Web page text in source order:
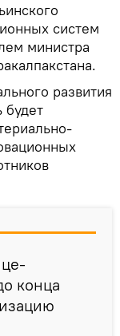
систем
министра
развития
будет
конца